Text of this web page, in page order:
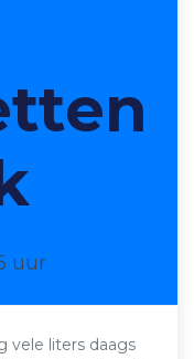
uur
vele liters daags